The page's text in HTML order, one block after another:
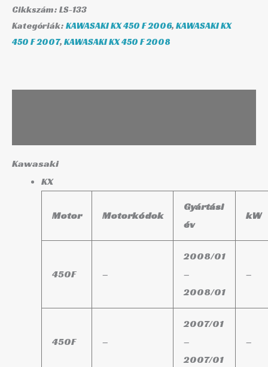
Cikkszám: LS-133
Kategóriák: KAWASAKI KX 450 F 2006, KAWASAKI KX
450 F 2007, KAWASAKI KX 450 F 2008
Kawasaki
KX
Motor Motorkódok
Gyártási
év
kW
450F –
2008/01
–
2008/01
–
450F –
2007/01
–
2007/01
–